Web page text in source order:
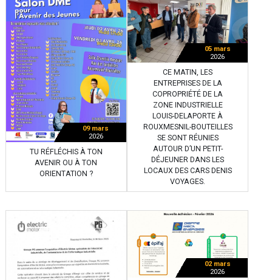
09 mars
2026
TU RÉFLÉCHIS À TON
AVENIR OU À TON
ORIENTATION ?
05 mars
2026
CE MATIN, LES
ENTREPRISES DE LA
COPROPRIÉTÉ DE LA
ZONE INDUSTRIELLE
LOUIS-DELAPORTE À
ROUXMESNIL-BOUTEILLES
SE SONT RÉUNIES
AUTOUR D’UN PETIT-
DÉJEUNER DANS LES
LOCAUX DES CARS DENIS
VOYAGES.
02 mars
2026